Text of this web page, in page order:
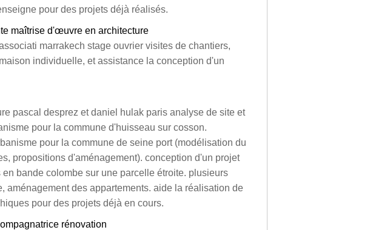
pour des projets déjà réalisés.
maîtrise d'œuvre en architecture
marrakech stage ouvrier visites de chantiers,
individuelle, et assistance la conception d'un
pascal desprez et daniel hulak paris analyse de site et
pour la commune d'huisseau sur cosson.
pour la commune de seine port (modélisation du
propositions d'aménagement). conception d'un projet
bande colombe sur une parcelle étroite. plusieurs
aménagement des appartements. aide la réalisation de
pour des projets déjà en cours.
rénovation